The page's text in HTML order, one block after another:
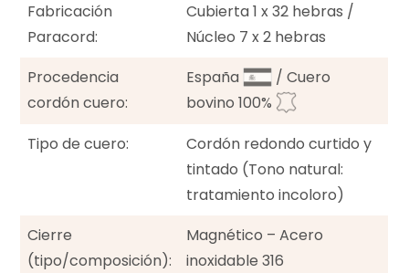
Fabricación
Paracord:
Cubierta 1 x 32 hebras /
Núcleo 7 x 2 hebras
Procedencia
cordón cuero:
España
/ Cuero
bovino 100%
Tipo de cuero:
Cordón redondo curtido y
tintado (Tono natural:
tratamiento incoloro)
Cierre
(tipo/composición):
Magnético – Acero
inoxidable 316